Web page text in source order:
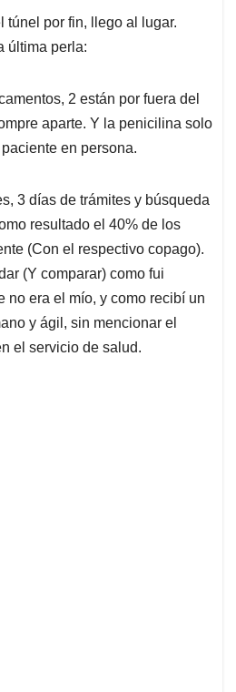
túnel por fin, llego al lugar.
última perla:
2 están por fuera del
aparte. Y la penicilina solo
en persona.
3 días de trámites y búsqueda
resultado el 40% de los
(Con el respectivo copago).
(Y comparar) como fui
no era el mío, y como recibí un
y ágil, sin mencionar el
el servicio de salud.